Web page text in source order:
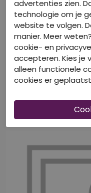
40-50-60% korting
CITYLIFE
Z10672/LW10873 zwart
Tops korte mouw
advertenties zien.
technologie om je
website te volgen.
manier. Meer
cookie- en
accepteren. Kies je
alleen functionele
cookies er